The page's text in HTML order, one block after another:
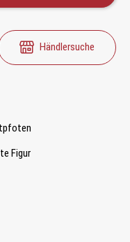
Figur
Händlersuche